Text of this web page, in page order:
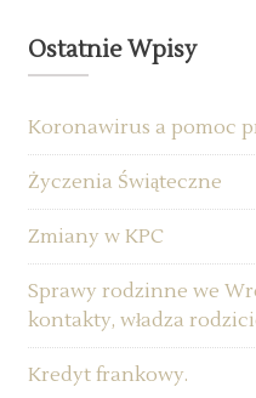
w
p
s
u
Ostatnie Wpisy
Koronawirus a pomoc
Życzenia Świąteczne
Zmiany w KPC
Sprawy rodzinne we
kontakty, władza
Kredyt frankowy.